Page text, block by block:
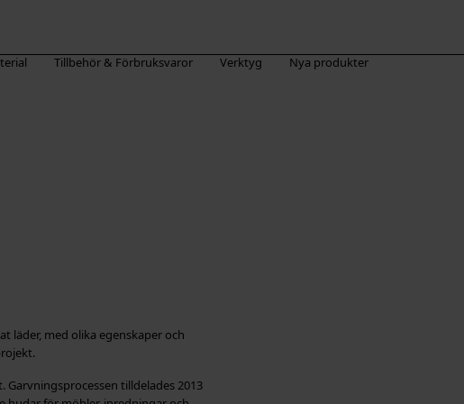
Tillbehör & Förbruksvaror Verktyg Nya produkter
läder, med olika egenskaper och
tilldelades 2013